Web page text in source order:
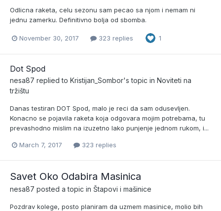
Odlicna raketa, celu sezonu sam pecao sa njom i nemam ni
jednu zamerku. Definitivno bolja od sbomba.
November 30, 2017 323 replies 1
Dot Spod
nesa87 replied to Kristijan_Sombor's topic in Noviteti na
tržištu
Danas testiran DOT Spod, malo je reci da sam odusevljen.
Konacno se pojavila raketa koja odgovara mojim potrebama, tu
prevashodno mislim na izuzetno lako punjenje jednom rukom, i...
March 7, 2017 323 replies
Savet Oko Odabira Masinica
nesa87 posted a topic in Štapovi i mašinice
Pozdrav kolege, posto planiram da uzmem masinice, molio bih